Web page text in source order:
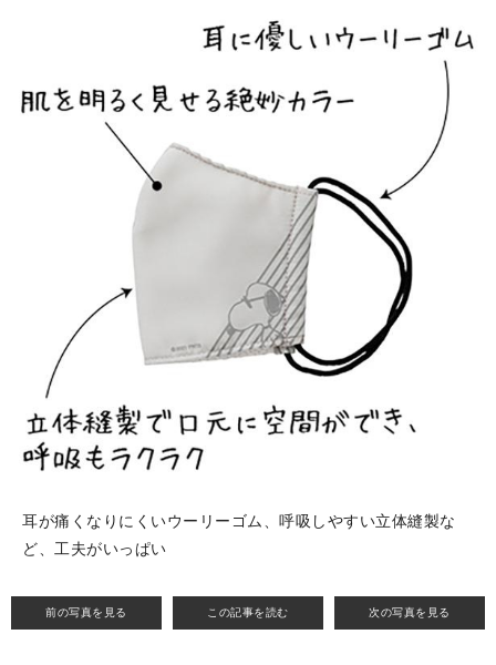
前の写真を見る この記事を読む 次の写真を見る
耳が痛くなりにくいウーリーゴム、呼吸しやすい立体縫製な
ど、工夫がいっぱい